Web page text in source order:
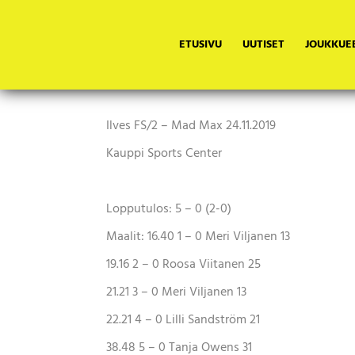
ETUSIVU UUTISET
2.joukkueelta kauden
Ilves FS/2 – Mad Max 24.11.2019
Kauppi Sports Center
Lopputulos: 5 – 0 (2-0)
Maalit: 16.40 1 – 0 Meri Viljanen 13
19.162 – 0 Roosa Viitanen 25
21.21 3 – 0 Meri Viljanen 13
22.21 4 – 0 Lilli Sandström 21
38.48 5 – 0 Tanja Owens 31